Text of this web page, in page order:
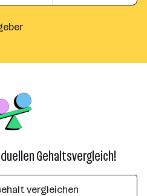
Gehaltsvergleich!
vergleichen